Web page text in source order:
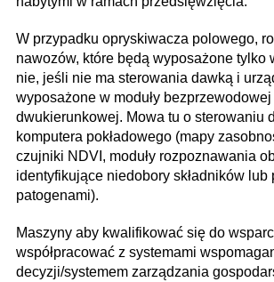
W przypadku opryskiwacza polowego,
nawozów, które będą wyposażone tylko
nie, jeśli nie ma sterowania dawką i
wyposażone w moduły
dwukierunkowej. Mowa tu o sterowaniu
komputera pokładowego (mapy
czujniki NDVI, moduły rozpoznawania
identyfikujące niedobory składników lub
patogenami).
Maszyny aby kwalifikować się do
współpracować z systemami
decyzji/systemem zarządzania